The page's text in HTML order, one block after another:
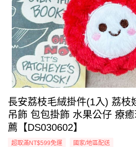
長安荔枝毛絨掛件(1入) 荔枝
吊飾 包包掛飾 水果公仔 療
薦【DS030602】
超取滿NT$599免運 國家/地區配送